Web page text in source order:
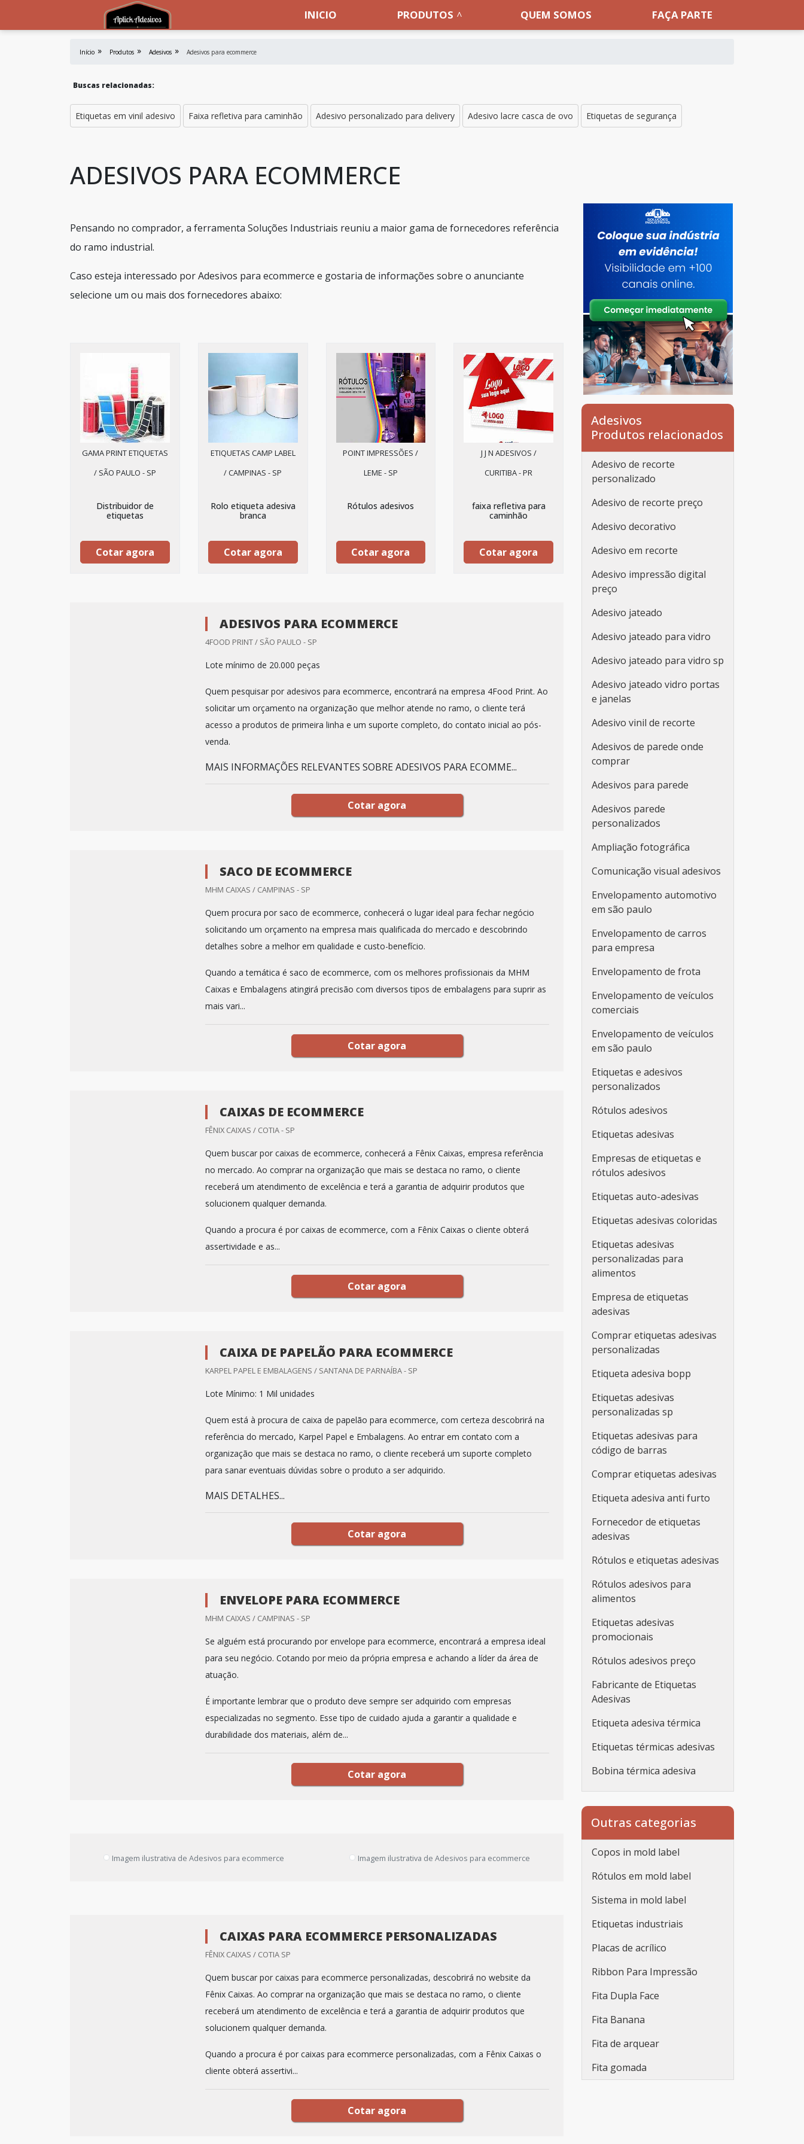
INICIO PRODUTOS QUEM SOMOS FAÇA PARTE
Início Produtos Adesivos Adesivos para ecommerce
Buscas relacionadas:
Etiquetas em vinil adesivo Faixa refletiva para caminhão Adesivo personalizado para delivery Adesivo lacre casca de ovo Etiquetas de segurança
ADESIVOS PARA ECOMMERCE
Pensando no comprador, a ferramenta Soluções Industriais reuniu a maior gama de fornecedores referência
do ramo industrial.
Caso esteja interessado por Adesivos para ecommerce e gostaria de informações sobre o anunciante
selecione um ou mais dos fornecedores abaixo:
GAMA PRINT ETIQUETAS
/ SÃO PAULO - SP
Distribuidor de
etiquetas
Cotar agora
ETIQUETAS CAMP LABEL
/ CAMPINAS - SP
Rolo etiqueta adesiva
branca
Cotar agora
POINT IMPRESSÕES /
LEME - SP
Rótulos adesivos
Cotar agora
J J N ADESIVOS /
CURITIBA - PR
faixa refletiva para
caminhão
Cotar agora
ADESIVOS PARA ECOMMERCE
4FOOD PRINT / SÃO PAULO - SP
Lote mínimo de 20.000 peças
Quem pesquisar por adesivos para ecommerce, encontrará na empresa 4Food Print. Ao
solicitar um orçamento na organização que melhor atende no ramo, o cliente terá
acesso a produtos de primeira linha e um suporte completo, do contato inicial ao pós-
venda.
MAIS INFORMAÇÕES RELEVANTES SOBRE ADESIVOS PARA ECOMME...
Cotar agora
SACO DE ECOMMERCE
MHM CAIXAS / CAMPINAS - SP
Quem procura por saco de ecommerce, conhecerá o lugar ideal para fechar negócio
solicitando um orçamento na empresa mais qualificada do mercado e descobrindo
detalhes sobre a melhor em qualidade e custo-benefício.
Quando a temática é saco de ecommerce, com os melhores profissionais da MHM
Caixas e Embalagens atingirá precisão com diversos tipos de embalagens para suprir as
mais vari...
Cotar agora
CAIXAS DE ECOMMERCE
FÊNIX CAIXAS / COTIA - SP
Quem buscar por caixas de ecommerce, conhecerá a Fênix Caixas, empresa referência
no mercado. Ao comprar na organização que mais se destaca no ramo, o cliente
receberá um atendimento de excelência e terá a garantia de adquirir produtos que
solucionem qualquer demanda.
Quando a procura é por caixas de ecommerce, com a Fênix Caixas o cliente obterá
assertividade e as...
Cotar agora
CAIXA DE PAPELÃO PARA ECOMMERCE
KARPEL PAPEL E EMBALAGENS / SANTANA DE PARNAÍBA - SP
Lote Mínimo: 1 Mil unidades
Quem está à procura de caixa de papelão para ecommerce, com certeza descobrirá na
referência do mercado, Karpel Papel e Embalagens. Ao entrar em contato com a
organização que mais se destaca no ramo, o cliente receberá um suporte completo
para sanar eventuais dúvidas sobre o produto a ser adquirido.
MAIS DETALHES...
Cotar agora
ENVELOPE PARA ECOMMERCE
MHM CAIXAS / CAMPINAS - SP
Se alguém está procurando por envelope para ecommerce, encontrará a empresa ideal
para seu negócio. Cotando por meio da própria empresa e achando a líder da área de
atuação.
É importante lembrar que o produto deve sempre ser adquirido com empresas
especializadas no segmento. Esse tipo de cuidado ajuda a garantir a qualidade e
durabilidade dos materiais, além de...
Cotar agora
Imagem ilustrativa de Adesivos para ecommerce Imagem ilustrativa de Adesivos para ecommerce
CAIXAS PARA ECOMMERCE PERSONALIZADAS
FÊNIX CAIXAS / COTIA SP
Quem buscar por caixas para ecommerce personalizadas, descobrirá no website da
Fênix Caixas. Ao comprar na organização que mais se destaca no ramo, o cliente
receberá um atendimento de excelência e terá a garantia de adquirir produtos que
solucionem qualquer demanda.
Quando a procura é por caixas para ecommerce personalizadas, com a Fênix Caixas o
cliente obterá assertivi...
Cotar agora
Adesivos
Produtos relacionados
Adesivo de recorte
personalizado
Adesivo de recorte preço
Adesivo decorativo
Adesivo em recorte
Adesivo impressão digital
preço
Adesivo jateado
Adesivo jateado para vidro
Adesivo jateado para vidro sp
Adesivo jateado vidro portas
e janelas
Adesivo vinil de recorte
Adesivos de parede onde
comprar
Adesivos para parede
Adesivos parede
personalizados
Ampliação fotográfica
Comunicação visual adesivos
Envelopamento automotivo
em são paulo
Envelopamento de carros
para empresa
Envelopamento de frota
Envelopamento de veículos
comerciais
Envelopamento de veículos
em são paulo
Etiquetas e adesivos
personalizados
Rótulos adesivos
Etiquetas adesivas
Empresas de etiquetas e
rótulos adesivos
Etiquetas auto-adesivas
Etiquetas adesivas coloridas
Etiquetas adesivas
personalizadas para
alimentos
Empresa de etiquetas
adesivas
Comprar etiquetas adesivas
personalizadas
Etiqueta adesiva bopp
Etiquetas adesivas
personalizadas sp
Etiquetas adesivas para
código de barras
Comprar etiquetas adesivas
Etiqueta adesiva anti furto
Fornecedor de etiquetas
adesivas
Rótulos e etiquetas adesivas
Rótulos adesivos para
alimentos
Etiquetas adesivas
promocionais
Rótulos adesivos preço
Fabricante de Etiquetas
Adesivas
Etiqueta adesiva térmica
Etiquetas térmicas adesivas
Bobina térmica adesiva
Etiqueta adesiva
personalizada
Etiqueta adesiva
personalizada rolo
Adesivos personalizados
adesivas promocionais
Etiqueta adesiva redonda
personalizado
Etiqueta adesiva branca
Etiqueta adesiva branca a4
Lacre de segurança adesivo
Outras categorias
Copos in mold label
Rótulos em mold label
Sistema in mold label
Etiquetas industriais
Placas de acrílico
Ribbon Para Impressão
Fita Dupla Face
Fita Banana
Fita de arquear
Fita gomada